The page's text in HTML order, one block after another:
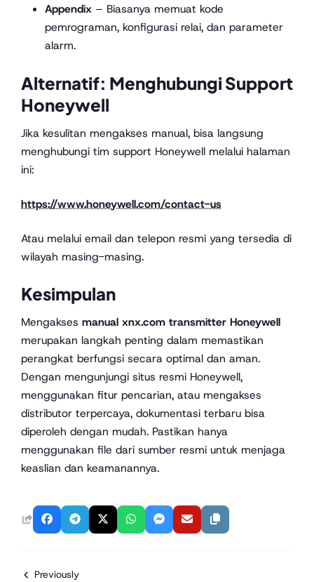
Appendix– Biasanya memuat kode
pemrograman, konfigurasi relai, dan parameter
alarm.
Alternatif: Menghubungi Support
Honeywell
Jika kesulitan mengakses manual, bisa langsung
menghubungi tim support Honeywell melalui halaman
ini:
https://www.honeywell.com/contact-us
Atau melalui email dan telepon resmi yang tersedia di
wilayah masing-masing.
Kesimpulan
Mengakses manual xnx.com transmitter Honeywell
merupakan langkah penting dalam memastikan
perangkat berfungsi secara optimal dan aman.
Dengan mengunjungi situs resmi Honeywell,
menggunakan fitur pencarian, atau mengakses
distributor terpercaya, dokumentasi terbaru bisa
diperoleh dengan mudah. Pastikan hanya
menggunakan file dari sumber resmi untuk menjaga
keaslian dan keamanannya.
Previously